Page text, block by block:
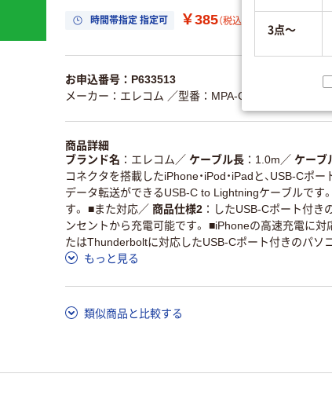
時間帯指定 指定可 ￥385（税込）
お申込番号：P633513
メーカー：エレコム ／型番：MPA-CL10WH
商品詳細
ブランド名
エレコム ／ ケーブル長 1.0m ／ ケーブ
コネクタを搭載したiPhone・iPod・iPadと、USB-Cポ
データ転送ができるUSB-C to Lightningケーブルで
す。 ■また対応／ 商品仕様2
したUSB-Cポート付き
ンセントから充電可能です。 ■iPhoneの高速充電に
たはThunderboltに対応したUSB-Cポート付きのパソ
もっと見る
類似商品と比較する
3点～